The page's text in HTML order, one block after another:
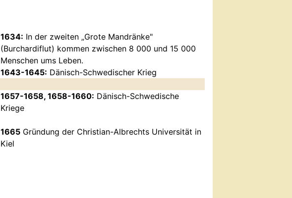
1634: In der zweiten „Grote Mandränke"
(Burchardiflut) kommen zwischen 8 000 und 15 000
Menschen ums Leben.
1643-1645: Dänisch-Schwedischer Krieg
1657-1658, 1658-1660: Dänisch-Schwedische
Kriege
1665 Gründung der Christian-Albrechts Universität in
Kiel